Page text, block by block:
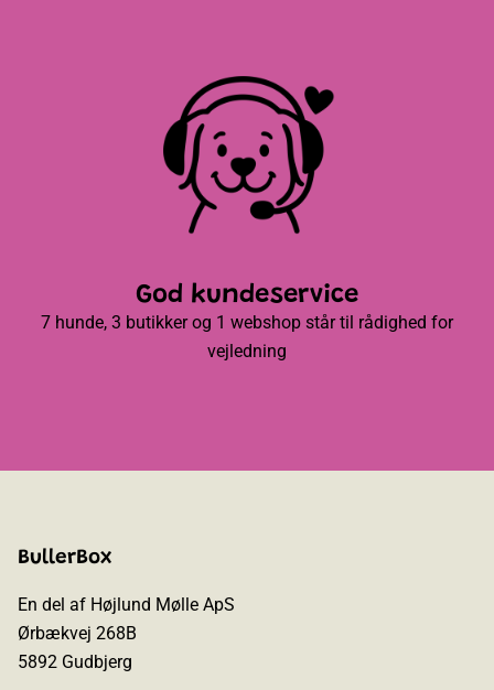
God kundeservice
7 hunde, 3 butikker og 1 webshop står til rådighed for
vejledning
BullerBox
En del af Højlund Mølle ApS
Ørbækvej 268B
5892 Gudbjerg